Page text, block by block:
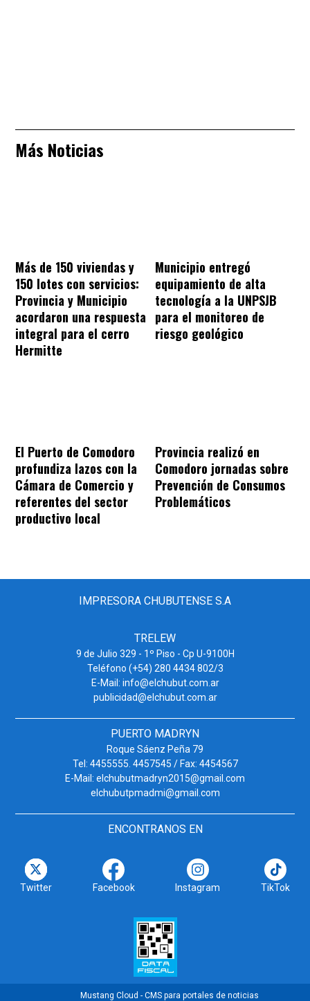
Más Noticias
Más de 150 viviendas y
150 lotes con servicios:
Provincia y Municipio
acordaron una respuesta
integral para el cerro
Hermitte
Municipio entregó
equipamiento de alta
tecnología a la UNPSJB
para el monitoreo de
riesgo geológico
El Puerto de Comodoro
profundiza lazos con la
Cámara de Comercio y
referentes del sector
productivo local
Provincia realizó en
Comodoro jornadas sobre
Prevención de Consumos
Problemáticos
IMPRESORA CHUBUTENSE S.A
TRELEW
9 de Julio 329 - 1º Piso - Cp U-9100H
Teléfono (+54) 280 4434 802/3
E-Mail: info@elchubut.com.ar
publicidad@elchubut.com.ar
PUERTO MADRYN
Roque Sáenz Peña 79
Tel: 4455555. 4457545 / Fax: 4454567
E-Mail: elchubutmadryn2015@gmail.com
elchubutpmadmi@gmail.com
ENCONTRANOS EN
Twitter Facebook Instagram TikTok
Mustang Cloud - CMS para portales de noticias